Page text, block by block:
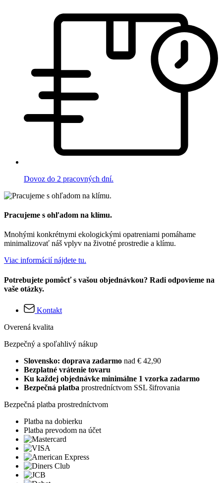
Dovoz do 2 pracovných dní.
Pracujeme s ohľadom na klímu.
Mnohými konkrétnymi ekologickými opatreniami pomáhame
minimalizovať náš vplyv na životné prostredie a klímu.
Viac informácií nájdete tu.
Potrebujete pomôcť s vašou objednávkou? Radi odpovieme na
vaše otázky.
Kontakt
Overená kvalita
Bezpečný a spoľahlivý nákup
Slovensko: doprava zadarmo nad € 42,90
Bezplatné vrátenie tovaru
Ku každej objednávke minimálne 1 vzorka zadarmo
Bezpečná platba prostredníctvom SSL šifrovania
Bezpečná platba prostredníctvom
Platba na dobierku
Platba prevodom na účet